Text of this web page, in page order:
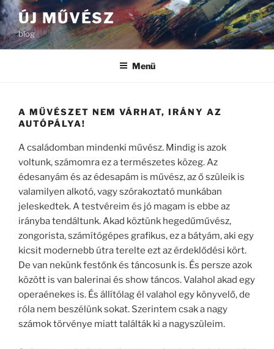
Tartalomhoz
ÚJ MŰVÉSZ
blog
Menü
A MŰVÉSZET NEM VÁRHAT, IRÁNY AZ
AUTÓPÁLYA!
A családomban mindenki művész. Mindig is azok
voltunk, számomra ez a természetes közeg. Az
édesanyám és az édesapám is művész, az ő szüleik is
valamilyen alkotó, vagy szórakoztató munkában
jeleskedtek. A testvéreim és jó magam is ebbe az
irányba tendáltunk. Akad köztünk hegedűművész,
zongorista, számítógépes grafikus, ez a bátyám, aki egy
kicsit modernebb útra terelte ezt az érdeklődési kört.
De van nekünk festőnk és táncosunk is. És persze azok
között is van balerinai és show táncos. Valahol akad egy
operaénekes is. És állítólag él valahol egy könyvelő, de
róla nem beszélünk sokat. Szerintem csak a nagy
számok törvénye miatt találták ki a nagyszüleim.